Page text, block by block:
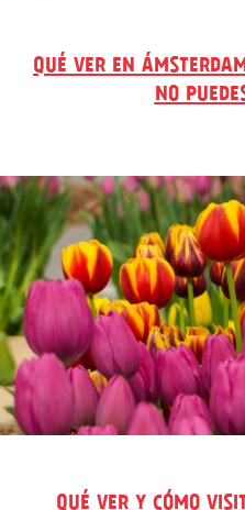
QUÉ VER EN
NO
QUÉ VER Y CÓMO